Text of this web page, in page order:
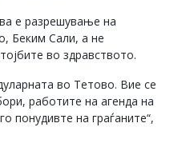
е разрешување на
Беким Сали, а не
во здравството.
во Тетово. Вие се
работите на агенда на
понудивте на граѓаните“,